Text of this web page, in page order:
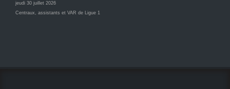
jeudi 30 juillet 2026
Centraux, assistants et VAR de Ligue 1